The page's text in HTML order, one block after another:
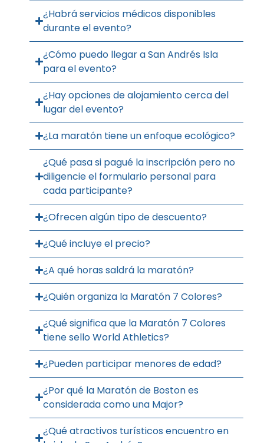
¿Habrá servicios médicos disponibles
durante el evento?
¿Cómo puedo llegar a San Andrés Isla
para el evento?
¿Hay opciones de alojamiento cerca del
lugar del evento?
¿La maratón tiene un enfoque ecológico?
¿Qué pasa si pagué la inscripción pero no
diligencie el formulario personal para
cada participante?
¿Ofrecen algún tipo de descuento?
¿Qué incluye el precio?
¿A qué horas saldrá la maratón?
¿Quién organiza la Maratón 7 Colores?
¿Qué significa que la Maratón 7 Colores
tiene sello World Athletics?
¿Pueden participar menores de edad?
¿Por qué la Maratón de Boston es
considerada como una Major?
¿Qué atractivos turísticos encuentro en